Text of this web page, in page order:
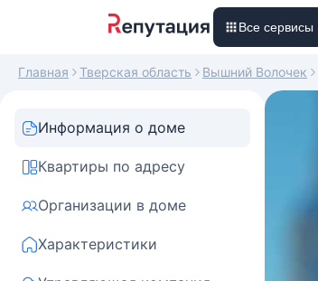
Все сервисы
Главная Тверская область Вышний Волочек
Информация о доме
Квартиры по адресу
Организации в доме
Характеристики